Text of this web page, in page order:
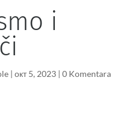
i
| окт 5, 2023| 0 Komentara